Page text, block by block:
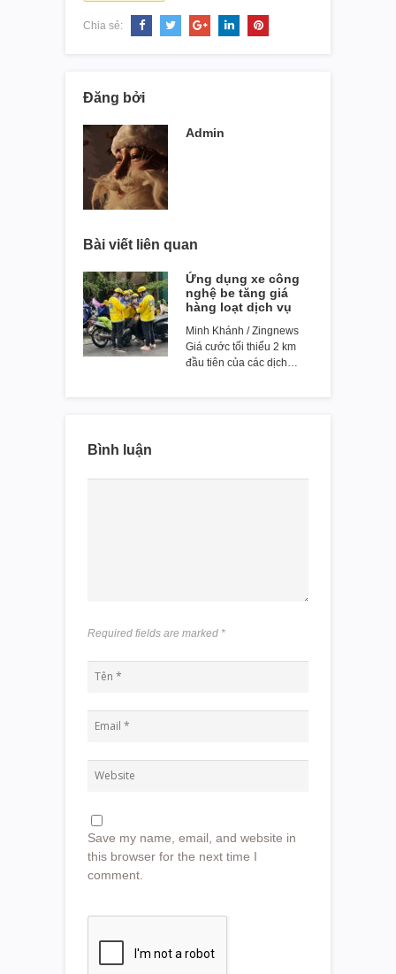
Chia sẻ:
Đăng bởi
Admin
Bài viết liên quan
Ứng dụng xe công
nghệ be tăng giá
hàng loạt dịch vụ
Minh Khánh / Zingnews
Giá cước tối thiểu 2 km
đầu tiên của các dịch…
Bình luận
Required fields are marked *
Save my name, email, and website in
this browser for the next time I
comment.